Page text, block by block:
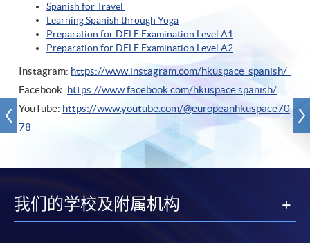
Spanish for Travel
Learning Spanish through Yoga
Preparation for DELE Examination Level A1
Preparation for DELE Examination Level A2
Instagram: https://www.instagram.com/hkuspace_spanish/
Facebook: https://www.facebook.com/hkuspace.spanish/
YouTube: https://www.youtube.com/@europeanhkuspace70
78
我们的学校及附属机构